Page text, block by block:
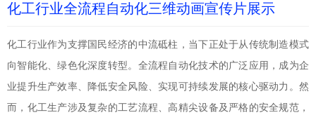
化工行业全流程自动化三维动画宣传片展示
化工行业作为支撑国民经济的中流砥柱，当下正处于从传统制造模式
向智能化、绿色化深度转型。全流程自动化技术的广泛应用，成为企
业提升生产效率、降低安全风险、实现可持续发展的核心驱动力。然
而，化工生产涉及复杂的工艺流程、高精尖设备及严格的安全规范，